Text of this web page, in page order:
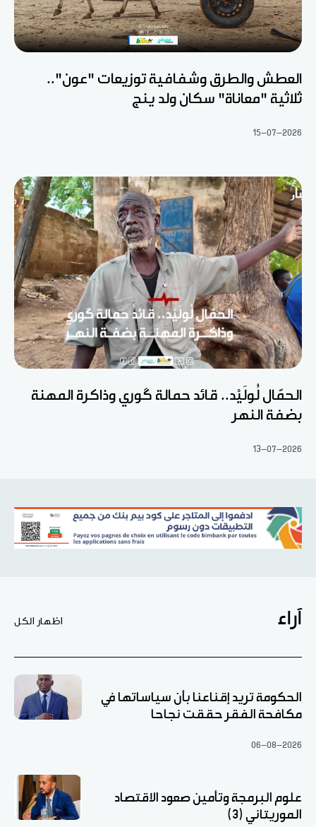
العطش والطرق وشفافية توزيعات "عون"..
ثلاثية "معاناة" سكان ولد ينج
15-07-2026
الحمّال لُولَيْد.. قائد حمالة گوري وذاكرة المهنة
بضفة النهر
13-07-2026
آراء اظهار الكل
الحكومة تريد إقناعنا بأن سياساتها في
مكافحة الفقر حققت نجاحا
06-08-2026
علوم البرمجة وتأمين صعود الاقتصاد
الموريتاني (3)